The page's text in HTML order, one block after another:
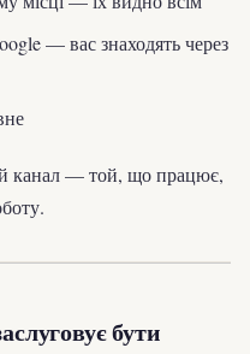
— вас знаходять через
канал — той, що працює,
бути